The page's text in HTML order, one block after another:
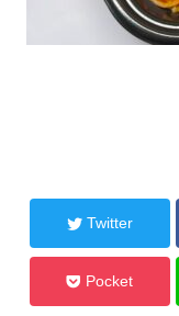
Twitter
Pocket